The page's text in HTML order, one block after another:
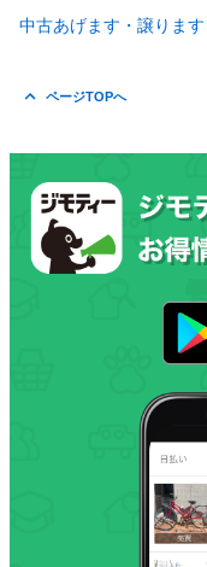
中古あげます・譲ります
ページTOPへ